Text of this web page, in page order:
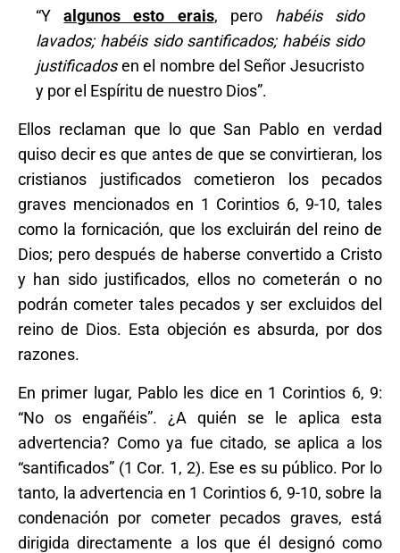
“Yalgunos esto erais, perohabéis sido
lavados; habéis sido santificados; habéis sido
justificadosen el nombre del Señor Jesucristo
y por el Espíritu de nuestro Dios”.
Ellos reclaman que lo que San Pablo en verdad
quiso decir es que antes de que se convirtieran, los
cristianos justificados cometieron los pecados
graves mencionados en 1 Corintios 6, 9-10, tales
como la fornicación, que los excluirán del reino de
Dios; pero después de haberse convertido a Cristo
y han sido justificados, ellos no cometerán o no
podrán cometer tales pecados y ser excluidos del
reino de Dios. Esta objeción es absurda, por dos
razones.
En primer lugar, Pablo les dice en 1 Corintios 6, 9:
“No os engañéis”. ¿A quién se le aplica esta
advertencia? Como ya fue citado, se aplica a los
“santificados” (1 Cor. 1, 2). Ese es su público. Por lo
tanto, la advertencia en 1 Corintios 6, 9-10, sobre la
condenación por cometer pecados graves, está
dirigida directamente a los que él designó como